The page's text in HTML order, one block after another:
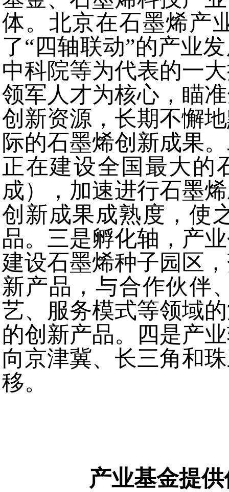
体。北京在石墨烯产
了“四轴联动”的产业
中科院等为代表的一
领军人才为核心，瞄
创新资源，长期不懈
际的石墨烯创新成果
正在建设全国最大的
成），加速进行石墨
创新成果成熟度，使
品。三是孵化轴，产
建设石墨烯种子园区
新产品，与合作伙伴
艺、服务模式等领域
的创新产品。四是产
向京津冀、长三角和
移。
产业基金提